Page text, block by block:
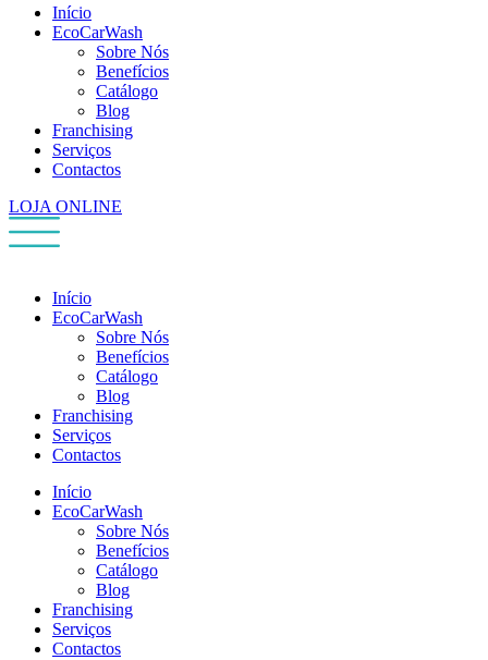
Início
EcoCarWash
Sobre Nós
Benefícios
Catálogo
Blog
Franchising
Serviços
Contactos
LOJA ONLINE
Início
EcoCarWash
Sobre Nós
Benefícios
Catálogo
Blog
Franchising
Serviços
Contactos
Início
EcoCarWash
Sobre Nós
Benefícios
Catálogo
Blog
Franchising
Serviços
Contactos